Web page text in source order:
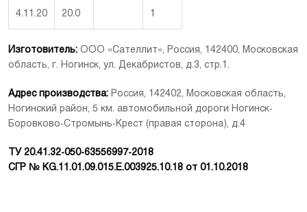
4.11.20 20.0 1
Изготовитель: ООО «Сателлит», Россия, 142400, Московская
область, г. Ногинск, ул. Декабристов, д.3, стр.1.
Адрес производства: Россия, 142402, Московская область,
Ногинский район, 5 км. автомобильной дороги Ногинск-
Боровково-Стромынь-Крест (правая сторона), д.4
ТУ 20.41.32-050-63556997-2018
СГР № KG.11.01.09.015.E.003925.10.18 от 01.10.2018